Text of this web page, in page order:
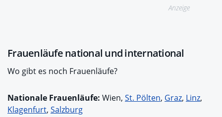
Anzeige
Frauenläufe national und international
Wo gibt es noch Frauenläufe?
Nationale Frauenläufe: Wien, St. Pölten, Graz, Linz,
Klagenfurt, Salzburg